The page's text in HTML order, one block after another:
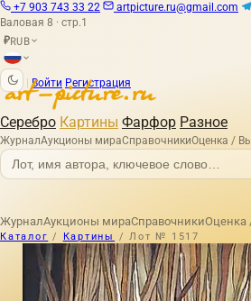
+7 903 743 33 22 artpicture.ru@gmail.com
Валовая 8 · стр.1
₽RUB
Войти Регистрация
Серебро Картины Фарфор Разное
ЖурналАукционы мираСправочникиОценка /
ЖурналАукционы мираСправочникиОценка
Каталог / Картины / Лот № 1517